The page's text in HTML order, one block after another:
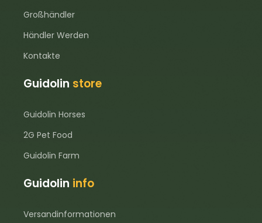
Großhändler
Händler Werden
Kontakte
Guidolin store
Guidolin Horses
2G Pet Food
Guidolin Farm
Guidolin info
Versandinformationen